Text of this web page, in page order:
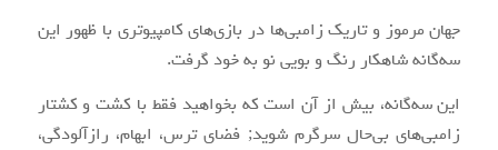
جهان مرموز و تاریک زامبی‌ها در بازی‌های کامپیوتری با ظهور این
سه‌گانه شاهکار رنگ و بویی نو به خود گرفت.
این سه‌گانه، بیش از آن است که بخواهید فقط با کشت و کشتار
زامبی‌های بی‌حال سرگرم شوید; فضای ترس، ابهام، رازآلودگی،